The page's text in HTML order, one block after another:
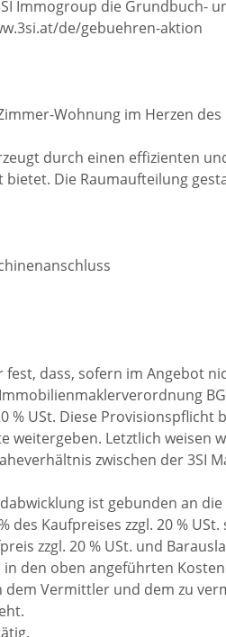
Immogroup die Grundbuch-
de/gebuehren-aktion
Wohnung im Herzen
durch einen effizienten
Die Raumaufteilung
dass, sofern im Angebot
% USt. Diese
weitergeben. Letztlich weisen
zwischen der 3SI
ist gebunden an
des Kaufpreises zzgl. 20 %
zzgl. 20 % USt. und
den oben angeführten
dem Vermittler und dem zu